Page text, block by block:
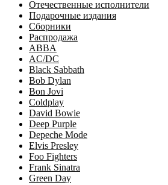
Отечественные исполнители
Подарочные издания
Сборники
Распродажа
ABBA
AC/DC
Black Sabbath
Bob Dylan
Bon Jovi
Coldplay
David Bowie
Deep Purple
Depeche Mode
Elvis Presley
Foo Fighters
Frank Sinatra
Green Day